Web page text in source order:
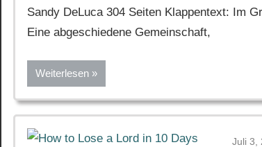
Sandy DeLuca 304 Seiten Klappentext: Im
Eine abgeschiedene Gemeinschaft,
Weiterlesen
Juli 3,